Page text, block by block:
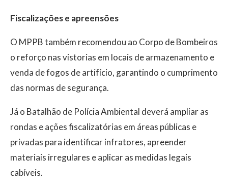
Fiscalizações e apreensões
O MPPB também recomendou ao Corpo de Bombeiros
o reforço nas vistorias em locais de armazenamento e
venda de fogos de artifício, garantindo o cumprimento
das normas de segurança.
Já o Batalhão de Polícia Ambiental deverá ampliar as
rondas e ações fiscalizatórias em áreas públicas e
privadas para identificar infratores, apreender
materiais irregulares e aplicar as medidas legais
cabíveis.